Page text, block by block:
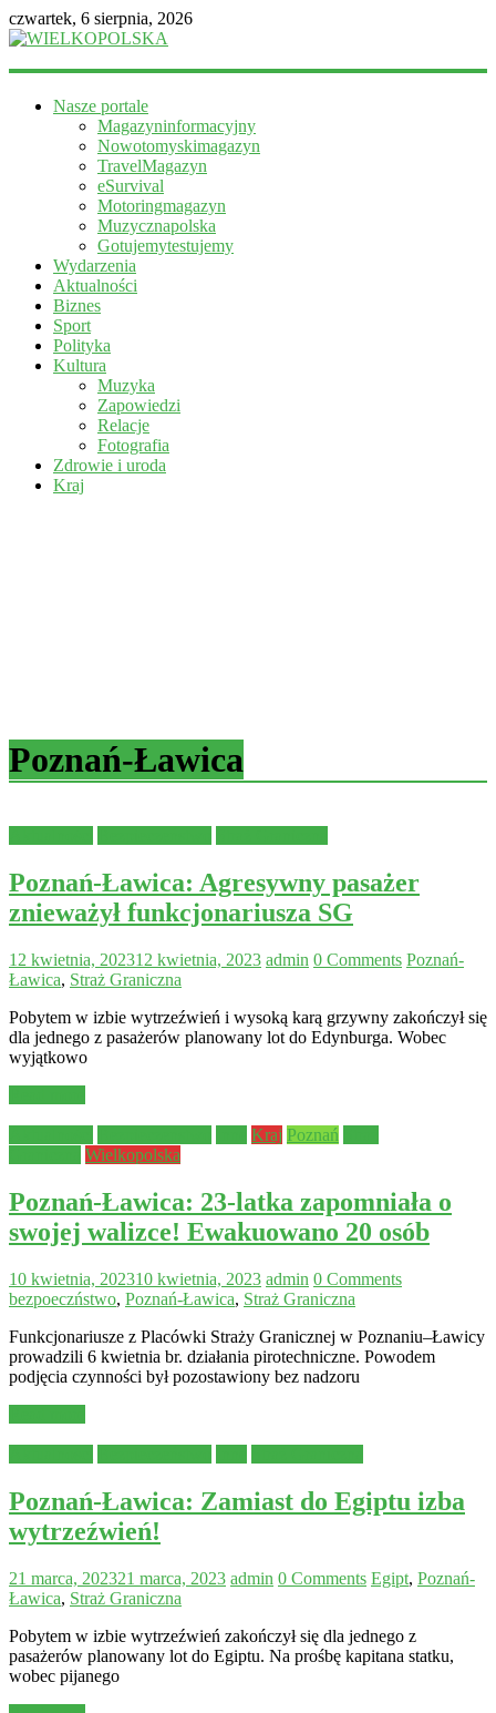
czwartek, 6 sierpnia, 2026
WIELKOPOLSKA
informacyjny
Nasze portale
Magazyninformacyjny
Nowotomyskimagazyn
TravelMagazyn
eSurvival
Motoringmagazyn
Muzycznapolska
Gotujemytestujemy
Wydarzenia
Aktualności
Biznes
Sport
Polityka
Kultura
Muzyka
Zapowiedzi
Relacje
Fotografia
Zdrowie i uroda
Kraj
Poznań-Ławica
Poznań-Ławica: Agresywny pasażer
znieważył funkcjonariusza SG
12 kwietnia, 202312 kwietnia, 2023 admin 0 Comments Poznań-
Ławica, Straż Graniczna
Pobytem w izbie wytrzeźwień i wysoką karą grzywny zakończył się
dla jednego z pasażerów planowany lot do Edynburga. Wobec
wyjątkowo
Kraj Poznań
Wielkopolska
Poznań-Ławica: 23-latka zapomniała o
swojej walizce! Ewakuowano 20 osób
10 kwietnia, 202310 kwietnia, 2023 admin 0 Comments
bezpoeczństwo, Poznań-Ławica, Straż Graniczna
Funkcjonariusze z Placówki Straży Granicznej w Poznaniu–Ławicy
prowadzili 6 kwietnia br. działania pirotechniczne. Powodem
podjęcia czynności był pozostawiony bez nadzoru
Poznań-Ławica: Zamiast do Egiptu izba
wytrzeźwień!
21 marca, 202321 marca, 2023 admin 0 Comments Egipt, Poznań-
Ławica, Straż Graniczna
Pobytem w izbie wytrzeźwień zakończył się dla jednego z
pasażerów planowany lot do Egiptu. Na prośbę kapitana statku,
wobec pijanego